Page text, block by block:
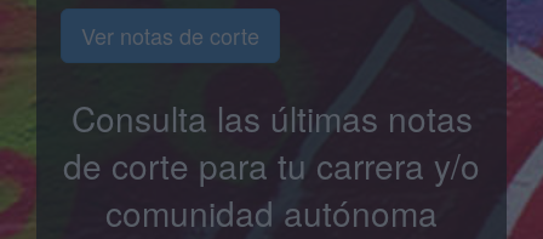
Ver notas de corte
Consulta las últimas notas
de corte para tu carrera y/o
comunidad autónoma